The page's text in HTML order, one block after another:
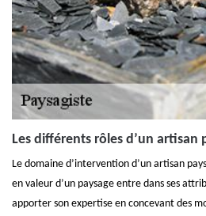
Les différents rôles d’un artisan
Le domaine d’intervention d’un artisan
en valeur d’un paysage entre dans ses
apporter son expertise en concevant des